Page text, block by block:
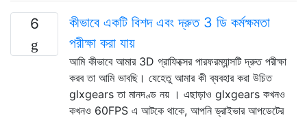
6
কীভাবে একটি বিশদ এবং দ্রুত 3 ডি কর্মক্ষমতা
পরীক্ষা করা যায়
আমি কীভাবে আমার 3D গ্রাফিক্সের পারফরম্যান্সটি দ্রুত পরীক্ষা
করব তা আমি ভাবছি। যেহেতু আমার কী ব্যবহার করা উচিত
glxgears তা মানদণ্ড নয় । এছাড়াও glxgears কখনও
কখনও 60FPS এ আটকে থাকে, আপনি ড্রাইভার আপডেটের